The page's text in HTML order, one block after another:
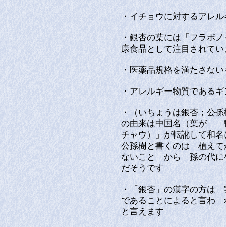
・イチョウに対するアレ
・銀杏の葉には「フラボ
康食品として注目されてい
・医薬品規格を満たさな
・アレルギー物質である
・（いちょうは銀杏；公
の由来は中国名（葉が
チャウ）」が転訛して
公孫樹と書くのは 植えて
ないこと から 孫の代に
だそうです
・「銀杏」の漢字の方は
であることによると言わ
と言えます